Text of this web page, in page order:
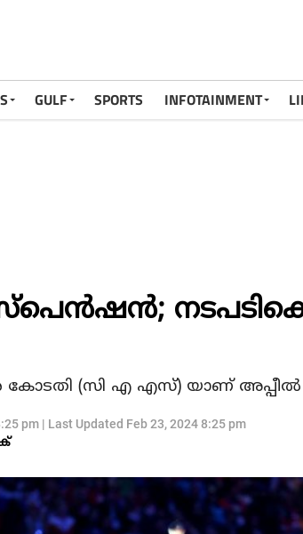
GULF SPORTS INFOTAINMENT
കോടതി (സി എ എസ്) യാണ് അപ്പീല്‍
pm | Last Updated Feb 23, 2024 8:25 pm